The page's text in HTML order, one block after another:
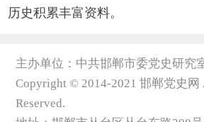
历史积累丰富资料。
主办单位：中共邯郸市委党史研究
Copyright © 2014-2021 邯郸党史网
Reserved.